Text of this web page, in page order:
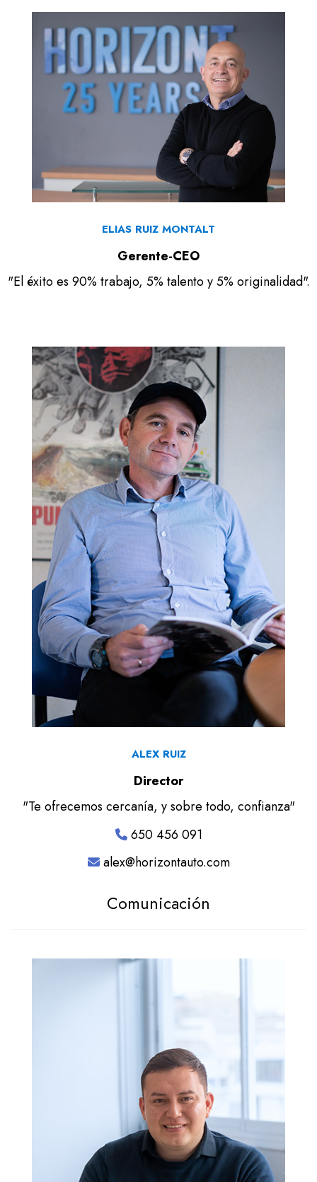
ELIAS RUIZ MONTALT
Gerente-CEO
"El éxito es 90% trabajo, 5% talento y 5% originalidad".
ALEX RUIZ
Director
"Te ofrecemos cercanía, y sobre todo, confianza"
650 456 091
alex@horizontauto.com
Comunicación